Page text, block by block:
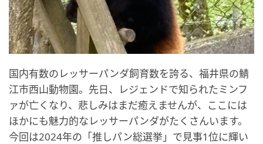
国内有数のレッサーパンダ飼育数を誇る、福井県の鯖
江市西山動物園。先日、レジェンドで知られたミンフ
ァが亡くなり、悲しみはまだ癒えませんが、ここには
ほかにも魅力的なレッサーパンダがたくさんいます。
今回は2024年の「推しパン総選挙」で見事1位に輝い